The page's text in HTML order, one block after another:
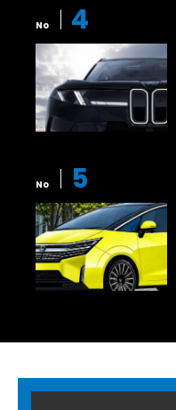
No 4
No 5